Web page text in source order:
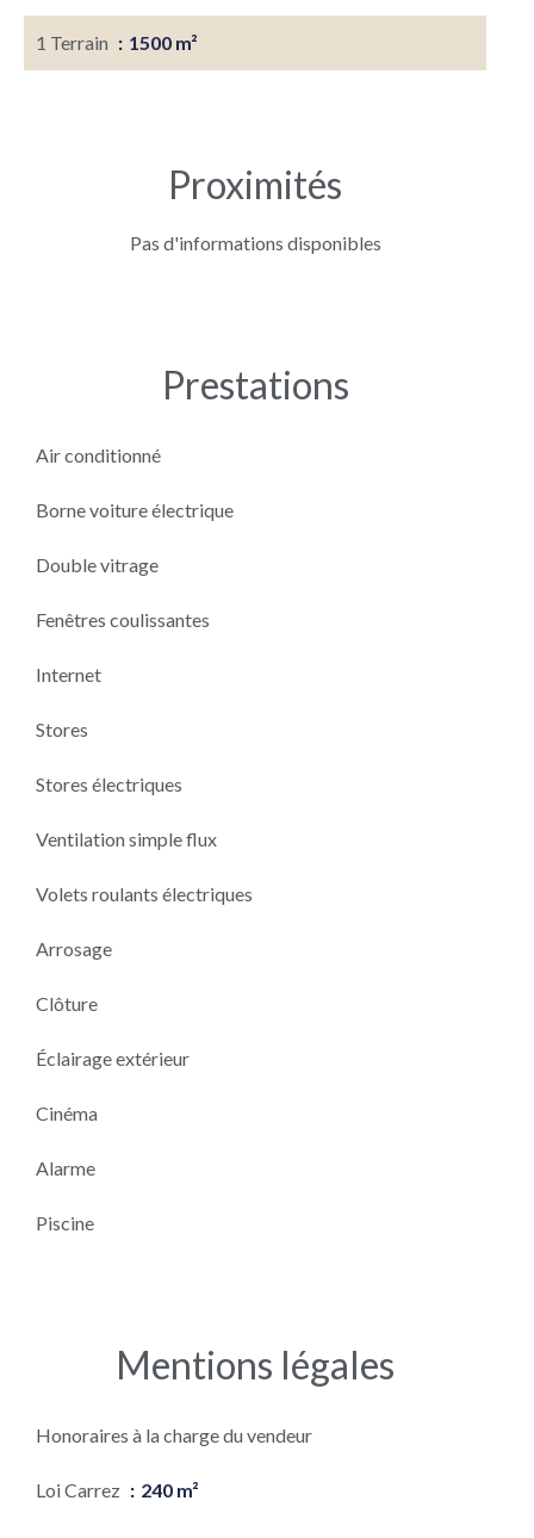
1 Terrain 1500 m²
Proximités
Pas d'informations disponibles
Prestations
Air conditionné
Borne voiture électrique
Double vitrage
Fenêtres coulissantes
Internet
Stores
Stores électriques
Ventilation simple flux
Volets roulants électriques
Arrosage
Clôture
Éclairage extérieur
Cinéma
Alarme
Piscine
Mentions légales
Honoraires à la charge du vendeur
Loi Carrez 240 m²